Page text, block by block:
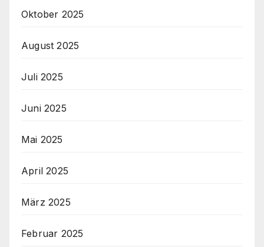
Oktober 2025
August 2025
Juli 2025
Juni 2025
Mai 2025
April 2025
März 2025
Februar 2025